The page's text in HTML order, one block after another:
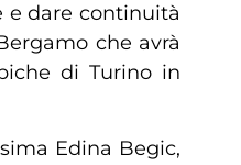
e dare continuità
che avrà
di Turino in
Edina Begic,